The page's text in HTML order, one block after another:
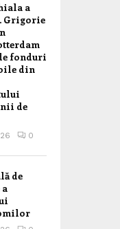
a
Grigorie
fonduri
din
de
0
de